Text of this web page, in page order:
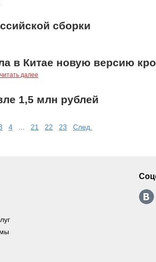
сборки
в Китае новую версию
читать далее
1,5 млн рублей
4 21 22 23 След.